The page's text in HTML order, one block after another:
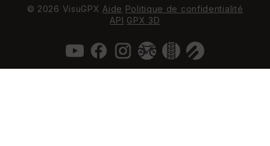
© 2026 VisuGPX Aide Politique de confidentialité
API GPX 3D